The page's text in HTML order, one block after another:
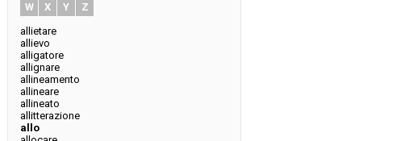
W
X Y
Z
allietare
allievo
alligatore
allignare
allineamento
allineare
allineato
allitterazione
allo